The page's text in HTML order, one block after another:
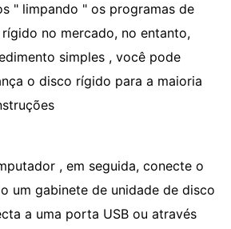
" limpando " os programas de
no mercado, no entanto,
simples , você pode
o disco rígido para a maioria
, em seguida, conecte o
um gabinete de unidade de disco
a uma porta USB ou através